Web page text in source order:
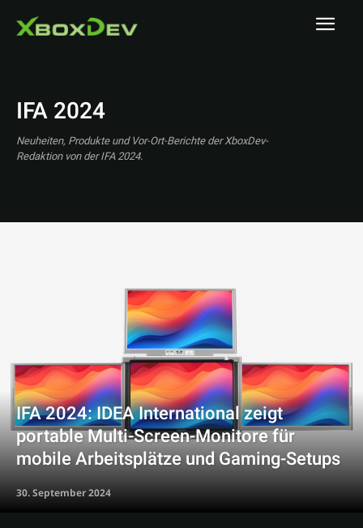
IFA 2024
Neuheiten, Produkte und Vor-Ort-Berichte der XboxDev-
Redaktion von der IFA 2024.
IFA 2024: IDEA International zeigt
portable Multi-Screen-Monitore für
mobile Arbeitsplätze und Gaming-Setups
30. September 2024